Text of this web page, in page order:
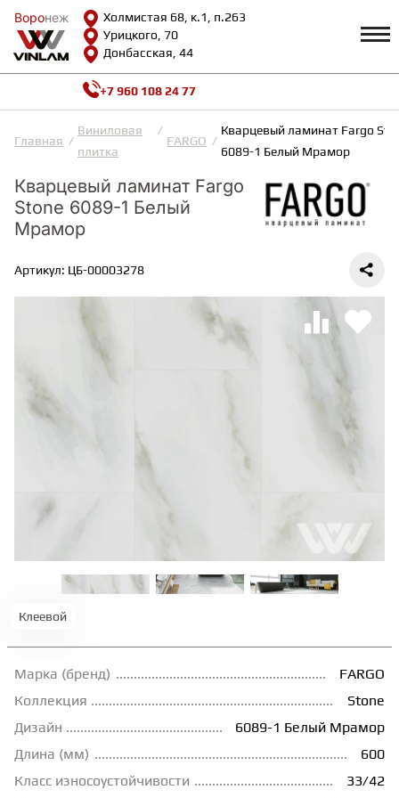
Воронеж
Холмистая 68, к.1, п.263
Урицкого, 70
Донбасская, 44
Воронеж
КАТАЛОГ Профиль
Возврат и гарантии
Сотрудничество
Вопросы и ответы
Видеообзоры
Как выбрать
Калькулятор
Контакты
ВИНИЛОВАЯ ПЛИТКА
ИНЖЕНЕРНАЯ ДОСКА
ПОДЛОЖКА
НАЛИВНОЙ ПОЛ
+7 960 108 24 77
Главная
Виниловая
плитка
FARGO
Кварцевый ламинат Fargo
6089-1 Белый Мрамор
Кварцевый ламинат Fargo
Stone 6089-1 Белый
Мрамор
Артикул: ЦБ-00003278
Клеевой
Марка (бренд)
FARGO
Коллекция
Stone
Дизайн
6089-1 Белый Мрамор
Длина (мм)
600
Класс износоустойчивости
33/42